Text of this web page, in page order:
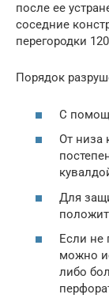
после ее
соседние
перегородки
Порядок
С
От низа
Для
Если не
можно
либо